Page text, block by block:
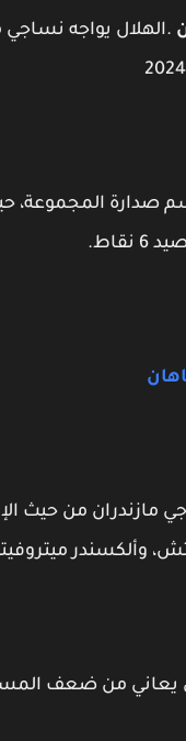
.الهلال يواجه نساجي
مازندران من حيث
وألكسندر
يعاني من ضعف